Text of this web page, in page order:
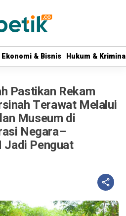
Ekonomi & Bisnis Hukum &
Ekonomi & Bisnis Hukum &
Pastikan Rekam
Terawat Melalui
Museum di
Negara–
Jadi Penguat